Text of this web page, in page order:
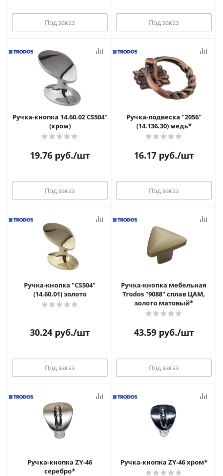
Под заказ Под заказ
Ручка-кнопка 14.60.02 CS504"
(хром)
19.76руб./шт
Под заказ
Ручка-подвеска "2056"
(14.136.30) медь*
16.17руб./шт
Под заказ
Ручка-кнопка "CS504"
(14.60.01) золото
30.24руб./шт
Под заказ
Ручка-кнопка мебельная
Trodos "9088" сплав ЦАМ,
золото матовый*
43.59руб./шт
Под заказ
Ручка-кнопка ZY-46
серебро*
Ручка-кнопка ZY-46 хром*